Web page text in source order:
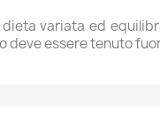
variata ed
essere tenuto